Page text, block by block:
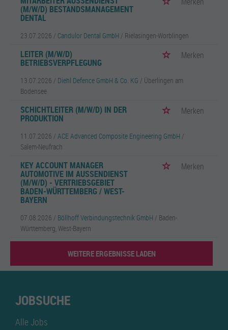
M/W/D) BESTANDSMANAGEMENT D
ENTAL
23.07.2026 / Candulor Dental GmbH / Rielasingen-Worblingen
LEITER (M/W/D)
BETRIEBSVERPFLEGUNG
Merken
13.07.2026 / Diehl Defence GmbH & Co. KG / Überlingen am
Bodensee
SCHICHTLEITER (M/W/D) IN DER
PRODUKTION
Merken
11.07.2026 / ACE Advanced Composite Engineering GmbH /
Salem-Neufrach
KEY ACCOUNT MANAGER
AUTOMOTIVE IM AUSSENDIENST (
M/W/D) - VERTRIEBSGEBIET B
ADEN-WÜRTTEMBERG / WEST-B
AYERN
Merken
07.08.2026 / Böllhoff Verbindungstechnik GmbH / Baden-
Württemberg, West-Bayern
WEITERE ERGEBNISSE LADEN
JOBSUCHE
Alle Jobs